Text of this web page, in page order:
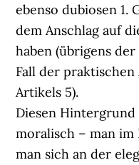
ebenso dubiosen 1.
dem Anschlag auf
haben (übrigens
Fall der
Artikels 5).
Diesen
moralisch – man
man sich an der